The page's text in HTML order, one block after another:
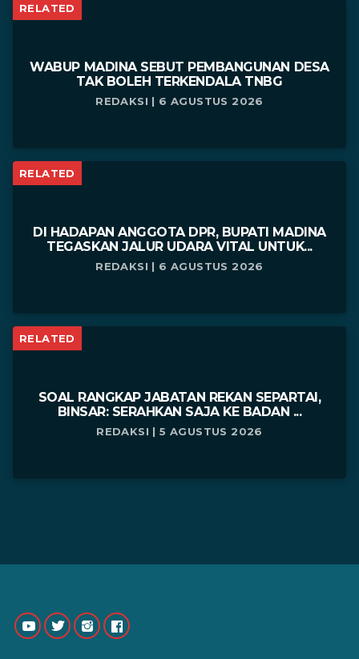
RELATED
WABUP MADINA SEBUT PEMBANGUNAN DESA
TAK BOLEH TERKENDALA TNBG
REDAKSI | 6 AGUSTUS 2026
RELATED
DI HADAPAN ANGGOTA DPR, BUPATI MADINA
TEGASKAN JALUR UDARA VITAL UNTUK...
REDAKSI | 6 AGUSTUS 2026
RELATED
SOAL RANGKAP JABATAN REKAN SEPARTAI,
BINSAR: SERAHKAN SAJA KE BADAN ...
REDAKSI | 5 AGUSTUS 2026